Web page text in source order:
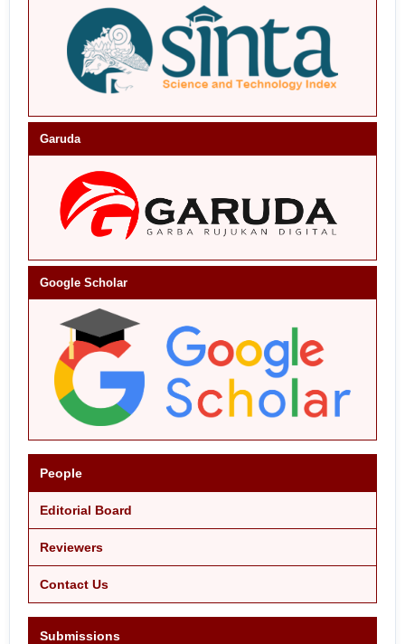
Garuda
Google Scholar
People
Editorial Board
Reviewers
Contact Us
Submissions